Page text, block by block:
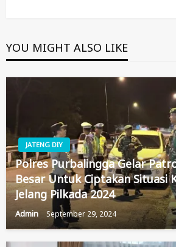
YOU MIGHT ALSO LIKE
JATENG DIY
Polres Purbalingga Gelar
Besar Untuk Ciptakan Situasi
Jelang Pilkada 2024
Admin September 29, 2024